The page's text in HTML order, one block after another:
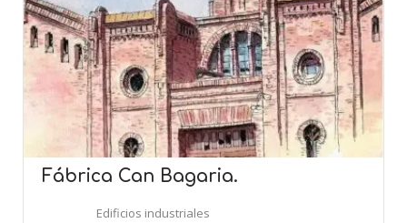
Fábrica Can Bagaria.
Edificios industriales